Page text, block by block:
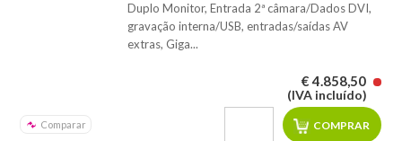
Duplo Monitor, Entrada 2ª câmara/Dados DVI,
gravação interna/USB, entradas/saídas AV
extras, Giga...
Comparar
€ 4.858,50
(IVA incluído)